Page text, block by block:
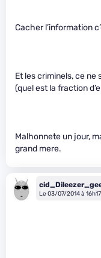
Cacher l’information
Et les criminels, ce ne
(quel est la fraction
Malhonnete un jour,
grand mere.
Le 03/07/2014 à 16h17